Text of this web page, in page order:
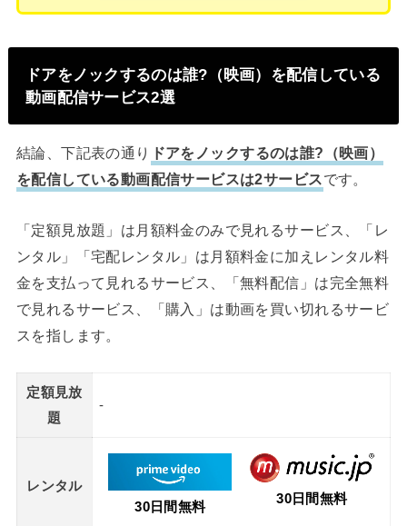
ドアをノックするのは誰?（映画）を配信している
動画配信サービス2選
結論、下記表の通り
ドアをノックするのは誰?（映画）
を配信している動画配信サービスは2サービスです。
「定額見放題」は月額料金のみで見れるサービス、「レ
ンタル」「宅配レンタル」は月額料金に加えレンタル料
金を支払って見れるサービス、「無料配信」は完全無料
で見れるサービス、「購入」は動画を買い切れるサービ
スを指します。
定額見放
題
-
レンタル
30日間無料
30日間無料